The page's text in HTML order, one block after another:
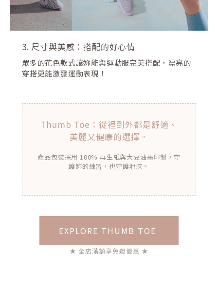
3. 尺寸與美感：搭配的好心情
眾多的花色款式讓妳能與運動服完美搭配，漂亮的
穿搭更能激發運動表現！
Thumb Toe：從裡到外都是舒適、
美麗又健康的選擇。
產品包裝採用 100% 再生紙與大豆油墨印製，守
護妳的練習，也守護地球。
EXPLORE THUMB TOE
★ 全店滿額享免運優惠 ★